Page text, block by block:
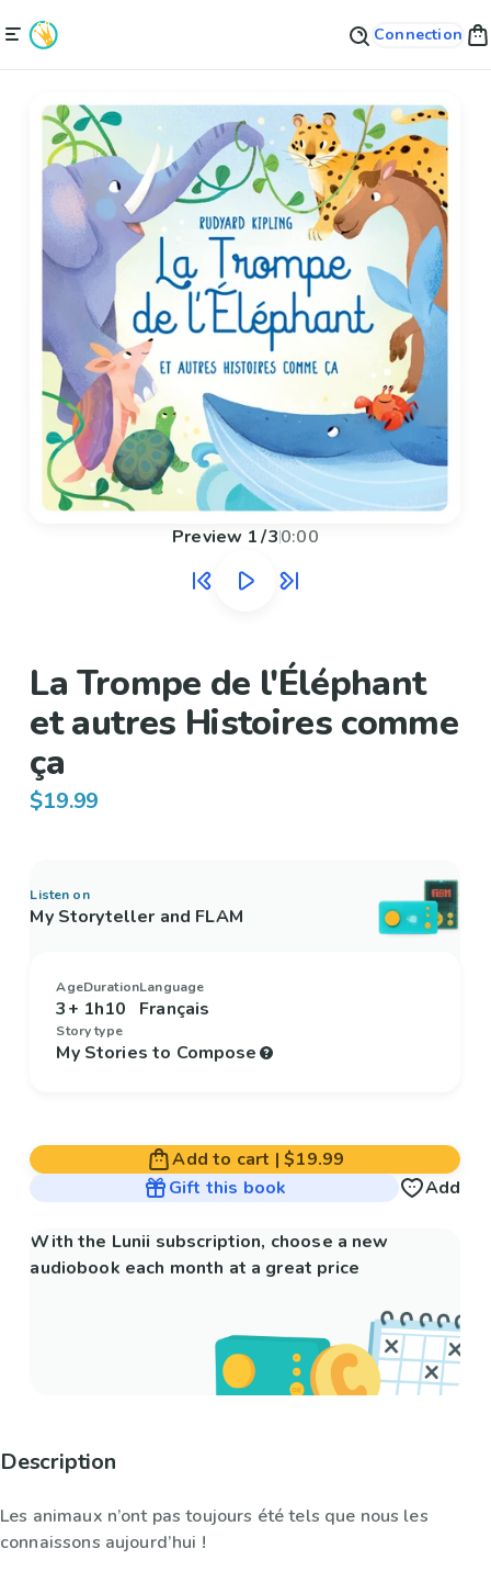
Connection
Preview 1/30:00
La Trompe de l'Éléphant
et autres Histoires comme
ça
$19.99
Listen on
My Storyteller and FLAM
Age
3+
Duration
1h10
Language
Français
Story type
My Stories to Compose
Add to cart |$19.99
Gift this book
Add
With the Lunii subscription, choose a new
audiobook each month at a great price
Description
Les animaux n’ont pas toujours été tels que nous les
connaissons aujourd’hui !